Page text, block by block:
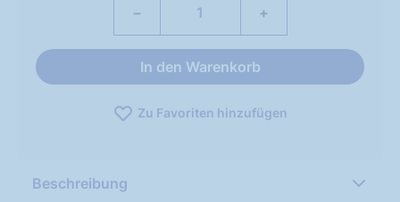
− +
In den Warenkorb
Zu Favoriten hinzufügen
Beschreibung